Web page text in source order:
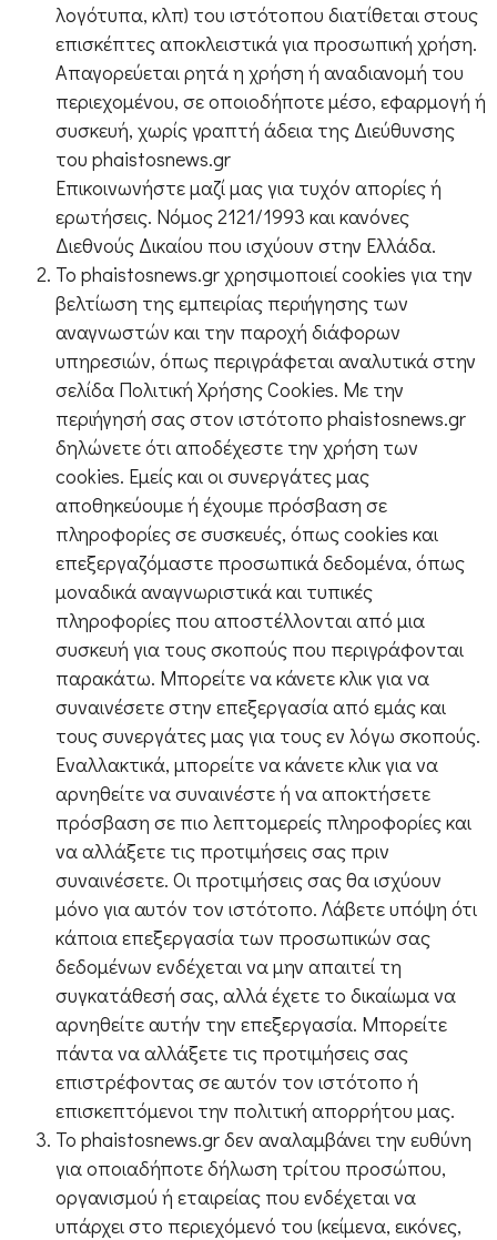
λογότυπα, κλπ) του ιστότοπου διατίθεται στους
επισκέπτες αποκλειστικά για προσωπική χρήση.
Απαγορεύεται ρητά η χρήση ή αναδιανομή του
περιεχομένου, σε οποιοδήποτε μέσο, εφαρμογή ή
συσκευή, χωρίς γραπτή άδεια της Διεύθυνσης
του phaistosnews.gr
Επικοινωνήστε μαζί μας για τυχόν απορίες ή
ερωτήσεις. Νόμος 2121/1993 και κανόνες
Διεθνούς Δικαίου που ισχύουν στην Ελλάδα.
To phaistosnews.gr χρησιμοποιεί cookies για την
βελτίωση της εμπειρίας περιήγησης των
αναγνωστών και την παροχή διάφορων
υπηρεσιών, όπως περιγράφεται αναλυτικά στην
σελίδα Πολιτική Χρήσης Cookies. Με την
περιήγησή σας στον ιστότοπο phaistosnews.gr
δηλώνετε ότι αποδέχεστε την χρήση των
cookies. Εμείς και οι συνεργάτες μας
αποθηκεύουμε ή έχουμε πρόσβαση σε
πληροφορίες σε συσκευές, όπως cookies και
επεξεργαζόμαστε προσωπικά δεδομένα, όπως
μοναδικά αναγνωριστικά και τυπικές
πληροφορίες που αποστέλλονται από μια
συσκευή για τους σκοπούς που περιγράφονται
παρακάτω. Μπορείτε να κάνετε κλικ για να
συναινέσετε στην επεξεργασία από εμάς και
τους συνεργάτες μας για τους εν λόγω σκοπούς.
Εναλλακτικά, μπορείτε να κάνετε κλικ για να
αρνηθείτε να συναινέστε ή να αποκτήσετε
πρόσβαση σε πιο λεπτομερείς πληροφορίες και
να αλλάξετε τις προτιμήσεις σας πριν
συναινέσετε. Οι προτιμήσεις σας θα ισχύουν
μόνο για αυτόν τον ιστότοπο. Λάβετε υπόψη ότι
κάποια επεξεργασία των προσωπικών σας
δεδομένων ενδέχεται να μην απαιτεί τη
συγκατάθεσή σας, αλλά έχετε το δικαίωμα να
αρνηθείτε αυτήν την επεξεργασία. Μπορείτε
πάντα να αλλάξετε τις προτιμήσεις σας
επιστρέφοντας σε αυτόν τον ιστότοπο ή
επισκεπτόμενοι την πολιτική απορρήτου μας.
Το phaistosnews.gr δεν αναλαμβάνει την ευθύνη
για οποιαδήποτε δήλωση τρίτου προσώπου,
οργανισμού ή εταιρείας που ενδέχεται να
υπάρχει στο περιεχόμενό του (κείμενα, εικόνες,